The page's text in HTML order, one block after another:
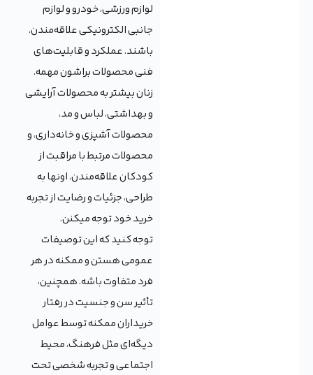
لوازم ورزشی، خودرو و لوازم
جانبی الکترونیکی علاقه‌مندن.
باشند. عملکرد و قابلیت‌های
فنی محصولات براشون مهمه.
زنان بیشتر به محصولات آرایشی
و بهداشتی، لباس و مد،
محصولات آشپزی و خانه‌داری، و
محصولات مرتبط با مراقبت از
کودکان علاقه‌مندن. اونها به
طراحی، جزئیات و رضایت از تجربه
خرید خود توجه میکنن.
توجه کنید که این توصیفات
عمومی هستن و ممکنه در هر
فرد متفاوت باشه. همچنین،
تأثیر سن و جنسیت در رفتار
خریداران ممکنه توسط عوامل
دیگه‌ای مثل فرهنگ، محیط
اجتماعی و تجربه شخصی تحت